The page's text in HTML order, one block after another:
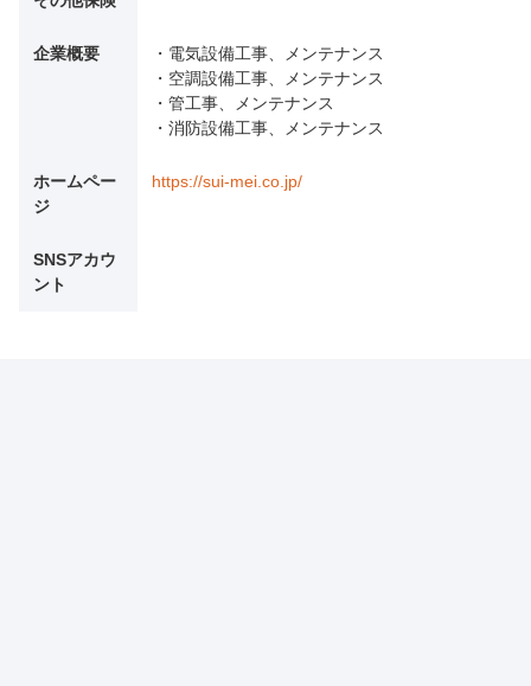
企業概要
・電気設備工事、メンテナンス
・空調設備工事、メンテナンス
・管工事、メンテナンス
・消防設備工事、メンテナンス
ホームペー
ジ
https://sui-mei.co.jp/
SNSアカウ
ント